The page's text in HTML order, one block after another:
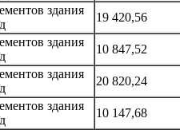
здания
19 420,56
здания
10 847,52
здания
20 820,24
здания
10 147,68